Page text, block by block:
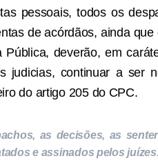
pessoais, todos os
de acórdãos, ainda
Pública, deverão, em
judicias, continuar a ser
do artigo 205 do CPC.
as decisões, as
e assinados pelos juízes.